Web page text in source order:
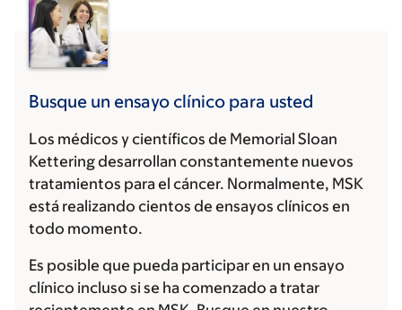
Busque un ensayo clínico para usted
Los médicos y científicos de Memorial Sloan
Kettering desarrollan constantemente nuevos
tratamientos para el cáncer. Normalmente, MSK
está realizando cientos de ensayos clínicos en
todo momento.
Es posible que pueda participar en un ensayo
clínico incluso si se ha comenzado a tratar